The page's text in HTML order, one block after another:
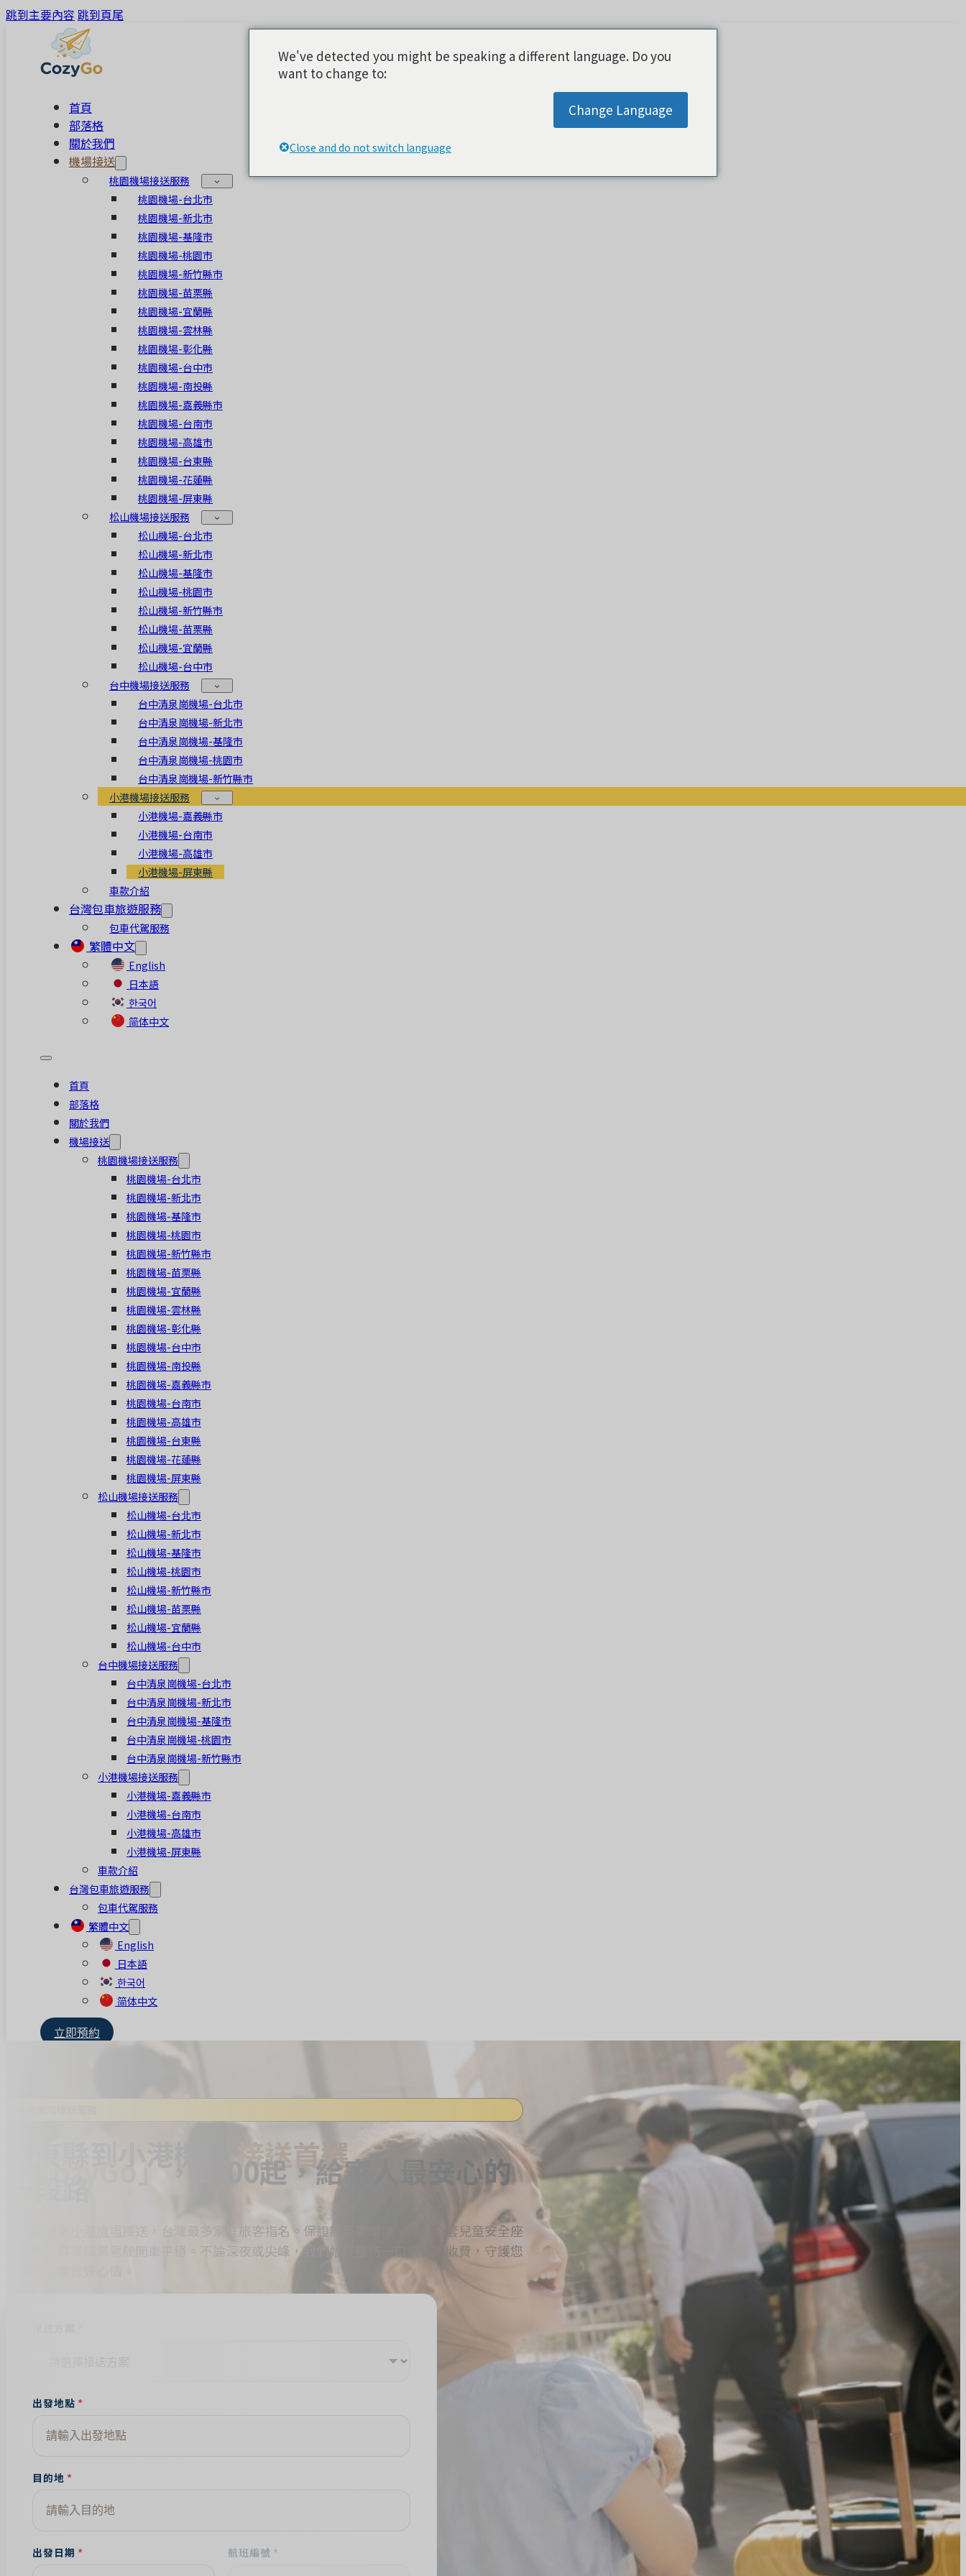
跳到主要內容 跳到頁尾
首頁
部落格
關於我們
機場接送
桃園機場接送服務
桃園機場-台北市
桃園機場-新北市
桃園機場-基隆市
桃園機場-桃園市
桃園機場-新竹縣市
桃園機場-苗栗縣
桃園機場-宜蘭縣
桃園機場-雲林縣
桃園機場-彰化縣
桃園機場-台中市
桃園機場-南投縣
桃園機場-嘉義縣市
桃園機場-台南市
桃園機場-高雄市
桃園機場-台東縣
桃園機場-花蓮縣
桃園機場-屏東縣
松山機場接送服務
松山機場-台北市
松山機場-新北市
松山機場-基隆市
松山機場-桃園市
松山機場-新竹縣市
松山機場-苗栗縣
松山機場-宜蘭縣
松山機場-台中市
台中機場接送服務
台中清泉崗機場-台北市
台中清泉崗機場-新北市
台中清泉崗機場-基隆市
台中清泉崗機場-桃園市
台中清泉崗機場-新竹縣市
小港機場接送服務
小港機場-嘉義縣市
小港機場-台南市
小港機場-高雄市
小港機場-屏東縣
車款介紹
台灣包車旅遊服務
包車代駕服務
繁體中文
English
日本語
한국어
简体中文
首頁
部落格
關於我們
機場接送
桃園機場接送服務
桃園機場-台北市
桃園機場-新北市
桃園機場-基隆市
桃園機場-桃園市
桃園機場-新竹縣市
桃園機場-苗栗縣
桃園機場-宜蘭縣
桃園機場-雲林縣
桃園機場-彰化縣
桃園機場-台中市
桃園機場-南投縣
桃園機場-嘉義縣市
桃園機場-台南市
桃園機場-高雄市
桃園機場-台東縣
桃園機場-花蓮縣
桃園機場-屏東縣
松山機場接送服務
松山機場-台北市
松山機場-新北市
松山機場-基隆市
松山機場-桃園市
松山機場-新竹縣市
松山機場-苗栗縣
松山機場-宜蘭縣
松山機場-台中市
台中機場接送服務
台中清泉崗機場-台北市
台中清泉崗機場-新北市
台中清泉崗機場-基隆市
台中清泉崗機場-桃園市
台中清泉崗機場-新竹縣市
小港機場接送服務
小港機場-嘉義縣市
小港機場-台南市
小港機場-高雄市
小港機場-屏東縣
車款介紹
台灣包車旅遊服務
包車代駕服務
繁體中文
English
日本語
한국어
简体中文
立即預約
屏東縣到小港機場接送首選
「CozyGo」 ，1300起，給家人最安心的
接送，台灣最多家庭旅客指名。保證無菸車環境、提供全套兒童安全座
椅預約、專業職業駕駛開車平穩。不論深夜或尖峰，我們始終堅持一口價透明收費，守護您
出發地點
目的地
出發日期 航班編號
We've detected you might be speaking a different language. Do you
want to change to:
Change Language
Close and do not switch language